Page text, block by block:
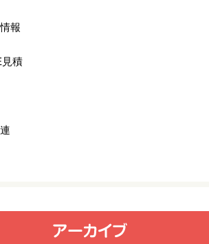
報
見積